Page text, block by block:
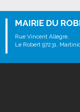
MAIRIE DU
Rue Vincent Allègre,
Le Robert 97231,